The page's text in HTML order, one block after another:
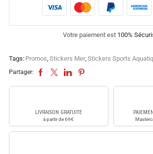
Votre paiement est 100%
Tags: Promos, Stickers Mer, Stickers Sports
Partager:
LIVRAISON GRATUITE
à partir de 69€